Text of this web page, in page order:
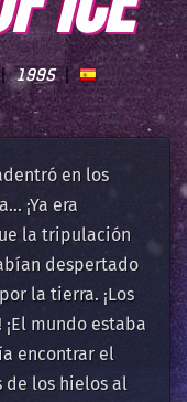
1995
en los
¡Ya era
la tripulación
despertado
la tierra. ¡Los
mundo estaba
encontrar el
de los hielos al